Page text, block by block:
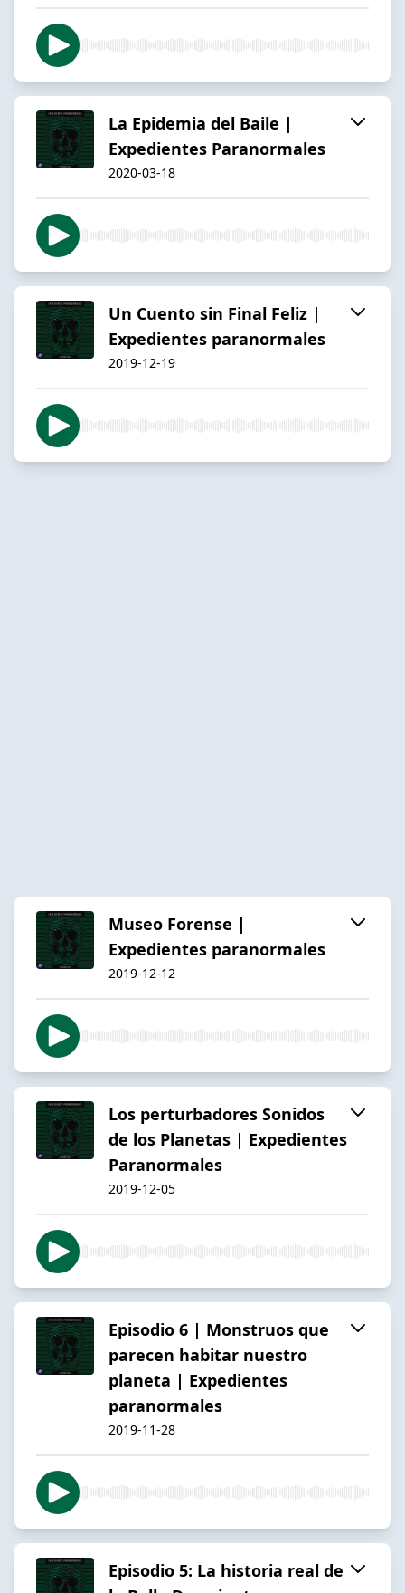
La Epidemia del Baile |
Expedientes Paranormales
2020-03-18
Un Cuento sin Final Feliz |
Expedientes paranormales
2019-12-19
Museo Forense |
Expedientes paranormales
2019-12-12
Los perturbadores Sonidos
de los Planetas | Expedientes
Paranormales
2019-12-05
Episodio 6 | Monstruos que
parecen habitar nuestro
planeta | Expedientes
paranormales
2019-11-28
Episodio 5: La historia real de